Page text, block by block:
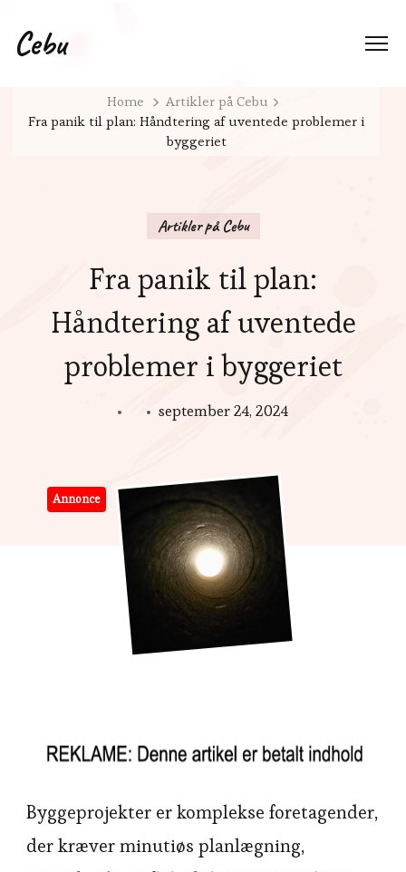
Cebu
Home
Artikler på Cebu
Fra panik til plan: Håndtering af uventede problemer i
byggeriet
Artikler på Cebu
Fra panik til plan:
Håndtering af uventede
problemer i byggeriet
september 24, 2024
Annonce
Byggeprojekter er komplekse foretagender,
der kræver minutiøs planlægning,